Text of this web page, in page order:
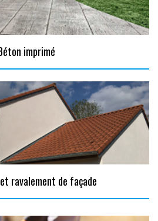
imprimé
ravalement de façade